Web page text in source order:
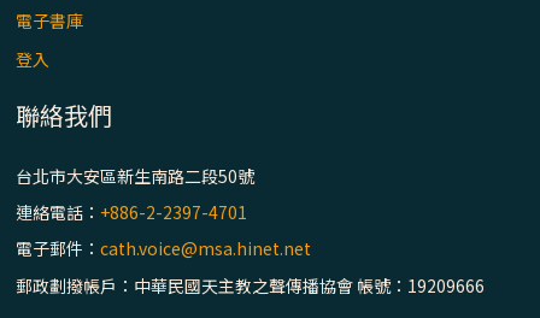
【信仰之旅】第七集：「罪的啟示」—黃錦
文神父
「禧年 來~」第十三集：論《在希望中得救》
通諭中的「希望」 / 台南中華聖母主教座堂
電子書庫
登入
聯絡我們
台北市大安區新生南路二段50號
連絡電話： +886-2-2397-4701
電子郵件：cath.voice@msa.hinet.net
郵政劃撥帳戶：中華民國天主教之聲傳播協會 帳號：19209666